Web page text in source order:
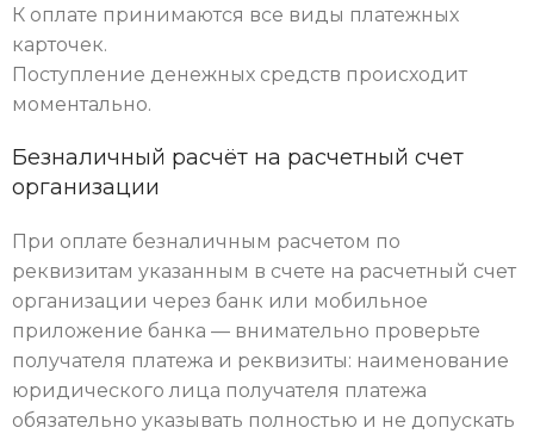
К оплате принимаются все виды платежных
карточек.
Поступление денежных средств происходит
моментально.
Безналичный расчёт на расчетный счет
организации
При оплате безналичным расчетом по
реквизитам указанным в счете на расчетный счет
организации через банк или мобильное
приложение банка — внимательно проверьте
получателя платежа и реквизиты: наименование
юридического лица получателя платежа
обязательно указывать полностью и не допускать